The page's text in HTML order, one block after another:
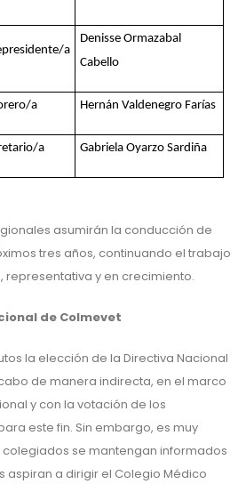
a
Denisse Ormazabal
Cabello
a Hernán Valdenegro Farías
a Gabriela Oyarzo Sardiña
asumirán la conducción de
tres años, continuando el trabajo
representativa y en crecimiento.
de Colmevet
la elección de la Directiva Nacional
de manera indirecta, en el marco
y con la votación de los
este fin. Sin embargo, es muy
se mantengan informados
aspiran a dirigir el Colegio Médico